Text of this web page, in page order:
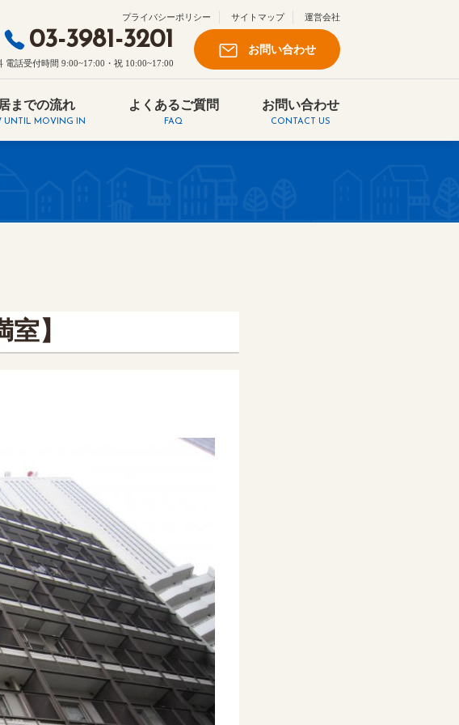
プライバシーポリシー サイトマップ 運営会社
03-3981-3201
電話受付時間 9:00~17:00・祝 10:00~17:00
お問い合わせ
までの流れ
UNTIL MOVING IN
よくあるご質問
FAQ
お問い合わせ
CONTACT US
】